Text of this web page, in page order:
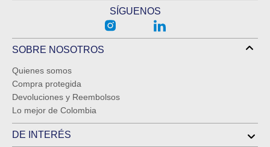
SÍGUENOS
SOBRE NOSOTROS
Quienes somos
Compra protegida
Devoluciones y Reembolsos
Lo mejor de Colombia
DE INTERÉS